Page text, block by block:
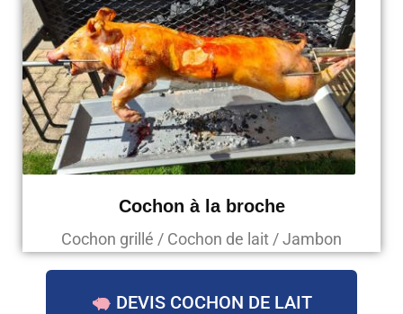
Cochon à la broche
Cochon grillé / Cochon de lait / Jambon
DEVIS COCHON DE LAIT